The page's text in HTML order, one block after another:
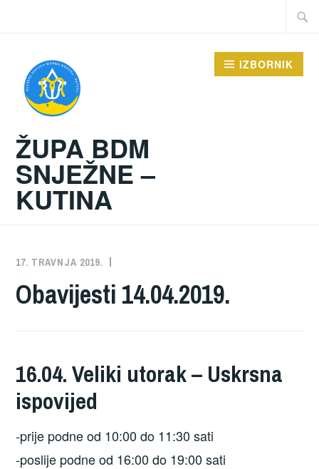
Traži:
ŽUPA BDM
SNJEŽNE –
KUTINA
IZBORNIK
17. TRAVNJA 2019.
Obavijesti 14.04.2019.
16.04. Veliki utorak – Uskrsna
ispovijed
-prije podne od 10:00 do 11:30 sati
-poslije podne od 16:00 do 19:00 sati